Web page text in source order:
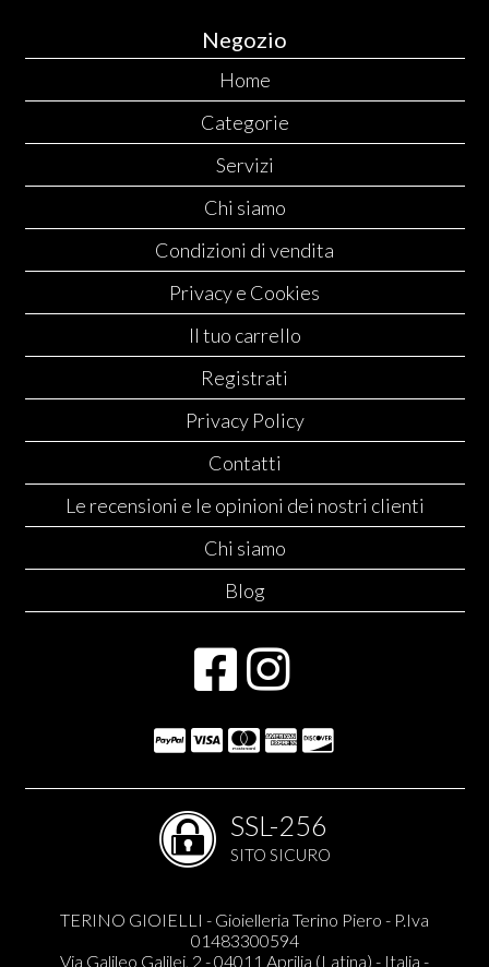
Negozio
Home
Categorie
Servizi
Chi siamo
Condizioni di vendita
Privacy e Cookies
Il tuo carrello
Registrati
Privacy Policy
Contatti
Le recensioni e le opinioni dei nostri clienti
Chi siamo
Blog
SSL-256
SITO SICURO
TERINO GIOIELLI - Gioielleria Terino Piero - P.Iva
01483300594
Via Galileo Galilei, 2 - 04011 Aprilia (Latina) - Italia -